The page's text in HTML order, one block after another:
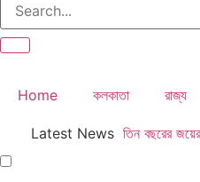
Home কলকাতা রাজ্য
Latest News তিন বছরের